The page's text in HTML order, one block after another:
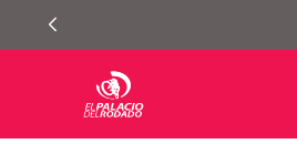
ENVIO GRATIS